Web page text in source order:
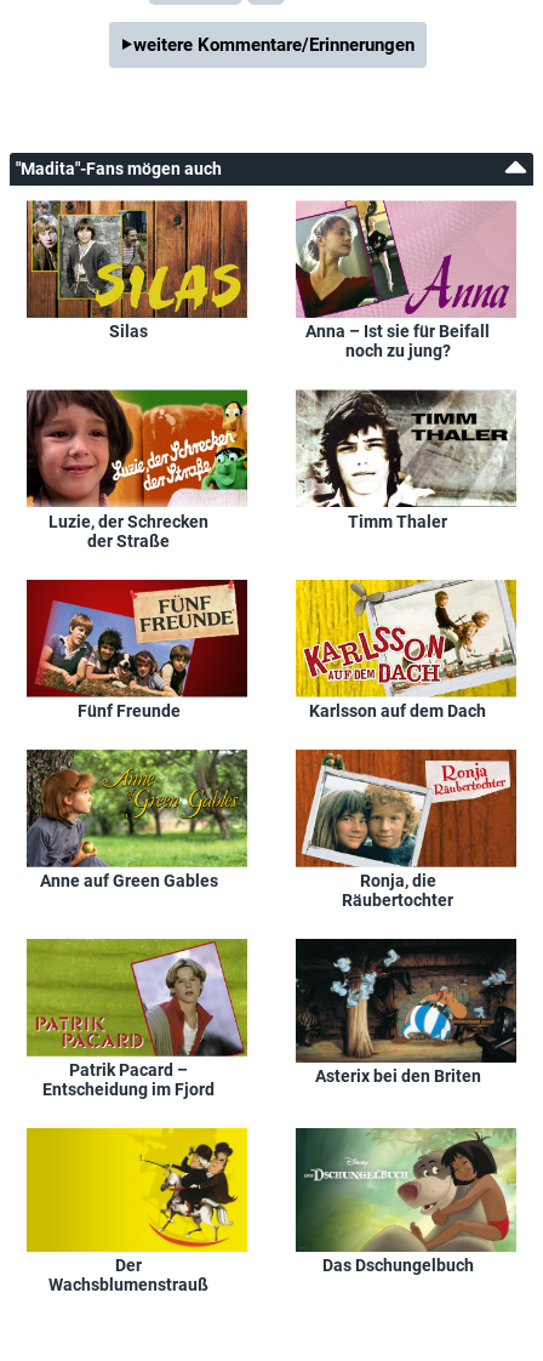
weitere Kommentare/Erinnerungen
"Madita"-Fans mögen auch
Silas
Anna – Ist sie für Beifall
noch zu jung?
Luzie, der Schrecken
der Straße
Timm Thaler
Fünf Freunde Karlsson auf dem Dach
Anne auf Green Gables
Ronja, die
Räubertochter
Patrik Pacard –
Entscheidung im Fjord
Asterix bei den Briten
Der
Wachsblumenstrauß
Das Dschungelbuch